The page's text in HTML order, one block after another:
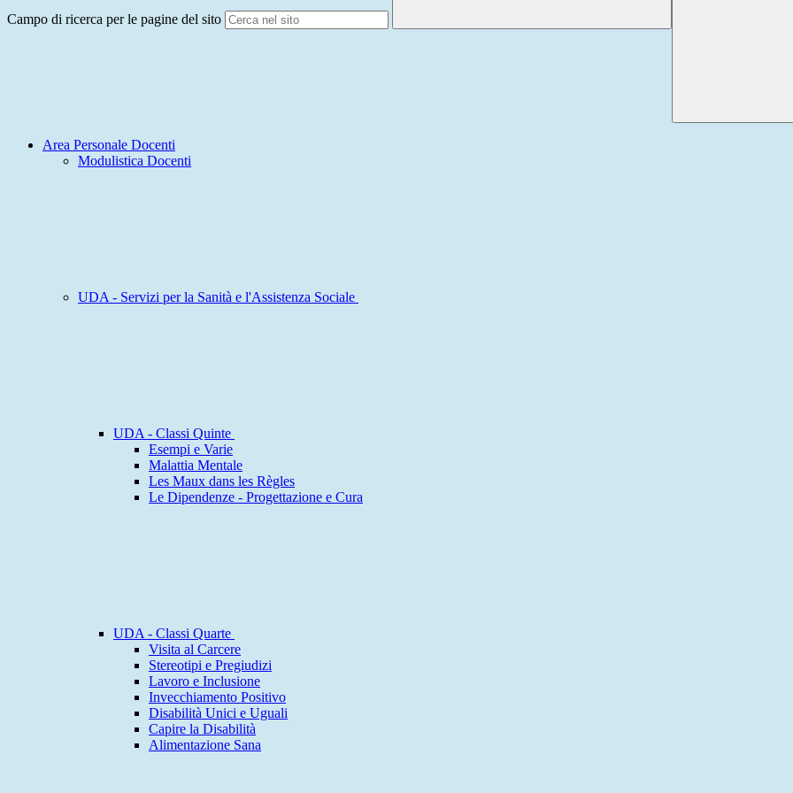
Campo di ricerca per le pagine del sito
Area Personale Docenti
Modulistica Docenti
UDA - Servizi per la Sanità e l'Assistenza Sociale
UDA - Classi Quinte
Esempi e Varie
Malattia Mentale
Les Maux dans les Règles
Le Dipendenze - Progettazione e Cura
UDA - Classi Quarte
Visita al Carcere
Stereotipi e Pregiudizi
Lavoro e Inclusione
Invecchiamento Positivo
Disabilità Unici e Uguali
Capire la Disabilità
Alimentazione Sana